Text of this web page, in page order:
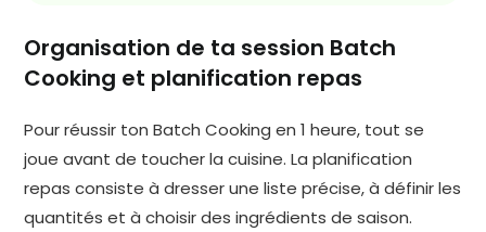
Organisation de ta session Batch
Cooking et planification repas
Pour réussir ton Batch Cooking en 1 heure, tout se
joue avant de toucher la cuisine. La planification
repas consiste à dresser une liste précise, à définir les
quantités et à choisir des ingrédients de saison.